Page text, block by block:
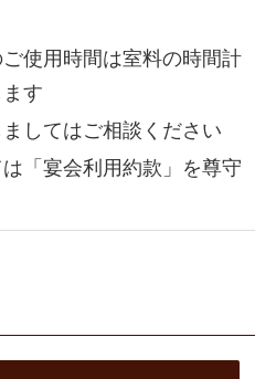
使用時間は室料の時間計
す
してはご相談ください
「宴会利用約款」を尊守